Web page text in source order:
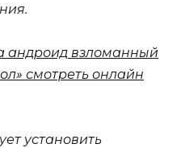
андроид взломанный
смотреть онлайн
установить